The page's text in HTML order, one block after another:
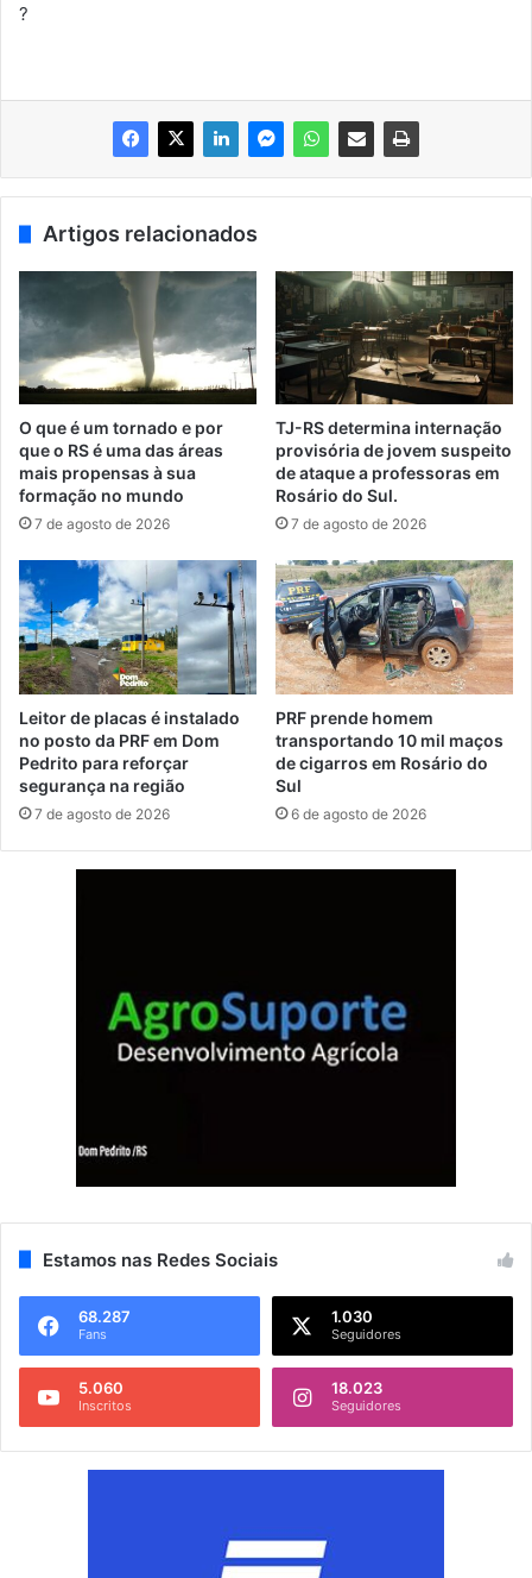
?
Artigos relacionados
O que é um tornado e por
que o RS é uma das áreas
mais propensas à sua
formação no mundo
7 de agosto de 2026
TJ-RS determina internação
provisória de jovem suspeito
de ataque a professoras em
Rosário do Sul.
7 de agosto de 2026
Leitor de placas é instalado
no posto da PRF em Dom
Pedrito para reforçar
segurança na região
7 de agosto de 2026
PRF prende homem
transportando 10 mil maços
de cigarros em Rosário do
Sul
6 de agosto de 2026
Estamos nas Redes Sociais
68.287
Fans
1.030
Seguidores
5.060
Inscritos
18.023
Seguidores